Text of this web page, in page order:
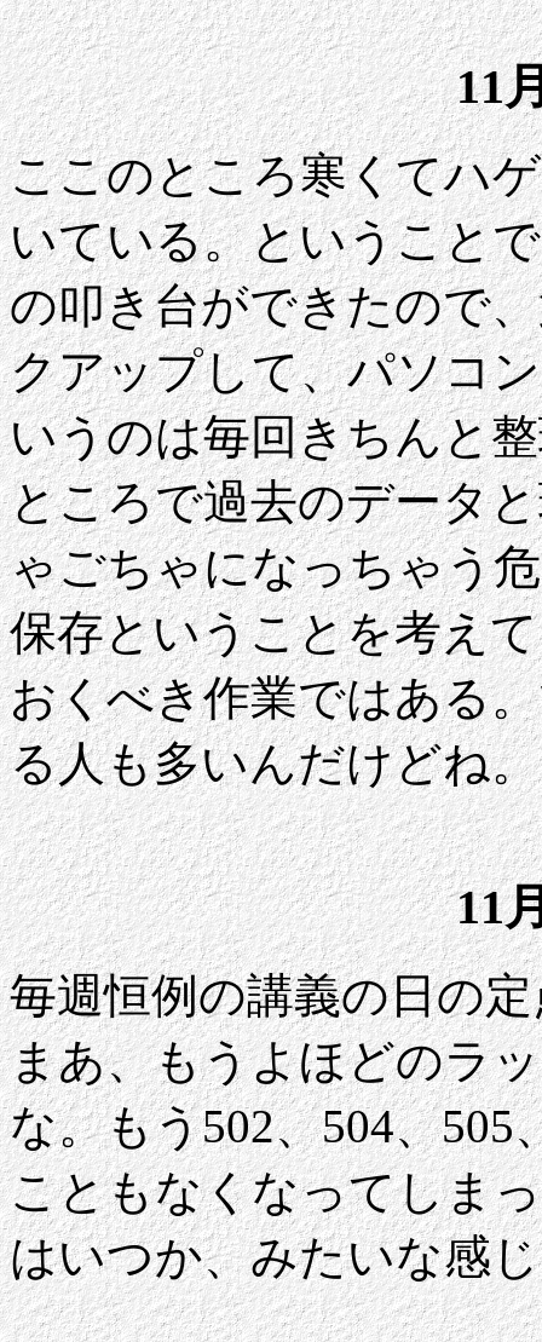
11
ここのところ寒くてハ
いている。ということ
の叩き台ができたので
クアップして、パソコ
いうのは毎回きちんと
ところで過去のデータ
ゃごちゃになっちゃう
保存ということを考え
おくべき作業ではある
る人も多いんだけどね。
11
毎週恒例の講義の日の
まあ、もうよほどのラ
な。もう502、504、
こともなくなってしま
はいつか、みたいな感